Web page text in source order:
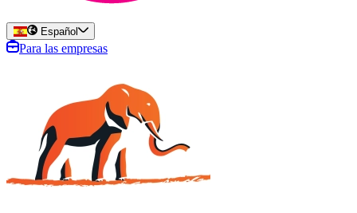
Español
Para las empresas